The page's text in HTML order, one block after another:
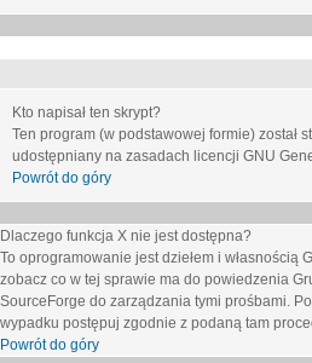
Kto napisał ten skrypt?
Ten program (w podstawowej formie) został
udostępniany na zasadach licencji GNU
Powrót do góry
Dlaczego funkcja X nie jest dostępna?
To oprogramowanie jest dziełem i
zobacz co w tej sprawie ma do powiedzenia
SourceForge do zarządzania tymi prośbami.
wypadku postępuj zgodnie z podaną tam
Powrót do góry